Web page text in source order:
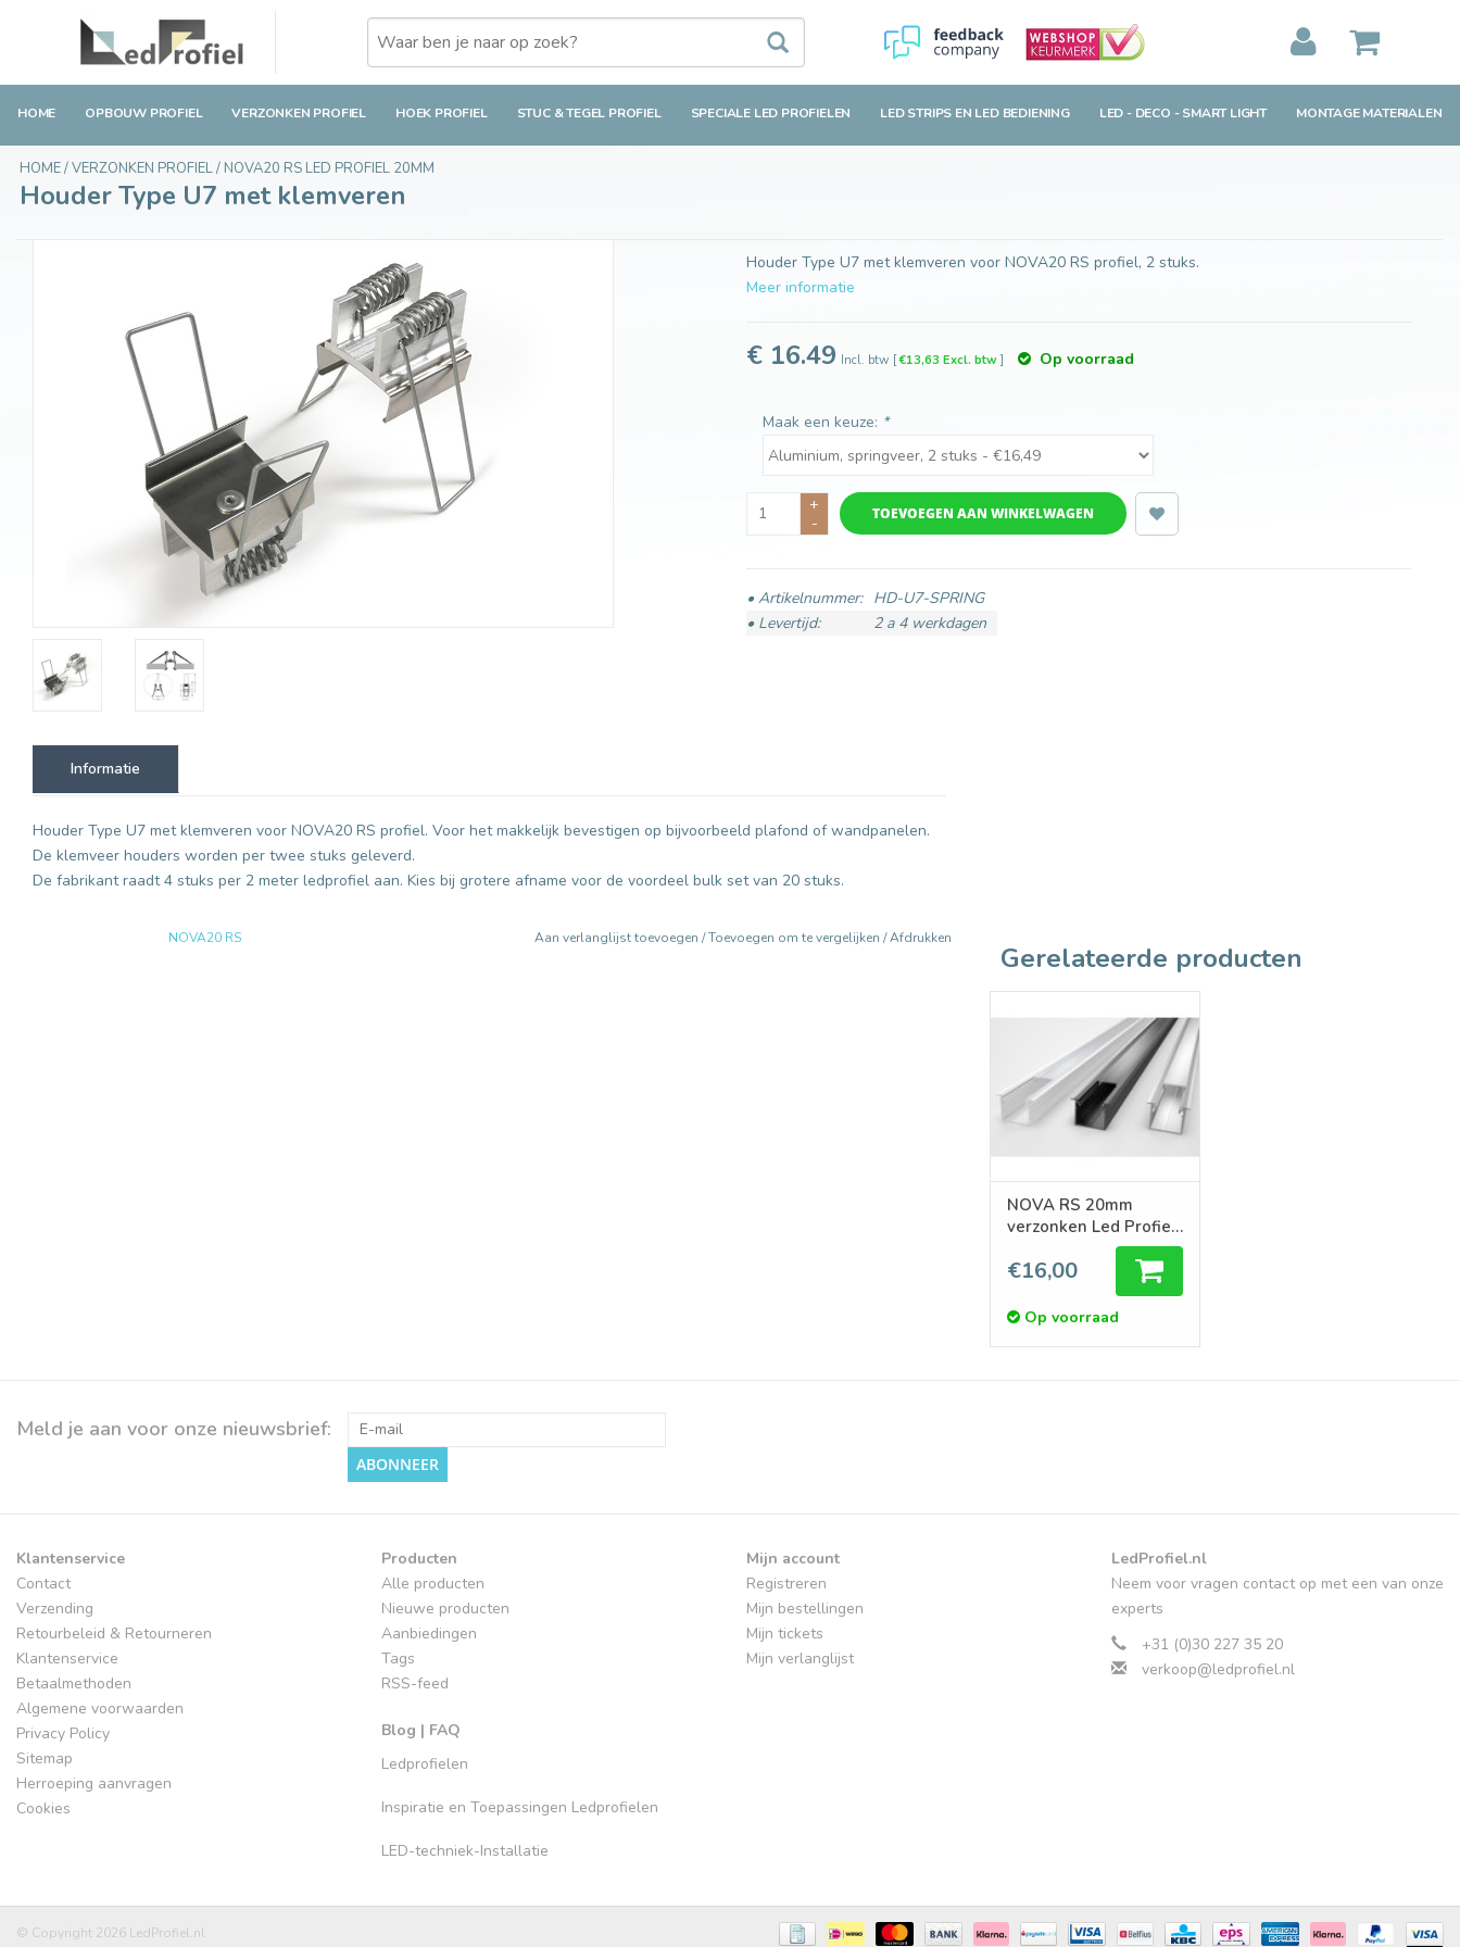
HOME OPBOUW PROFIEL VERZONKEN PROFIEL HOEK PROFIEL STUC & TEGEL PROFIEL SPECIALE LED PROFIELEN LED STRIPS EN LED BEDIENING LED - DECO - SMART LIGHT MONTAGE MATERIALEN
Houder Type U7 met klemveren
HOME/VERZONKEN PROFIEL/ NOVA20 RS LED PROFIEL 20MM
Houder Type U7 met klemveren
Houder Type U7 met klemveren voor NOVA20 RS profiel, 2 stuks.
Meer informatie
€ 16.49 Incl. btw [€13,63 Excl. btw] Op voorraad
Maak een keuze: *
+
-
TOEVOEGEN AAN WINKELWAGEN
• Artikelnummer: HD-U7-SPRING
• Levertijd:
2 a 4 werkdagen
Informatie
Houder Type U7 met klemveren voor NOVA20 RS profiel. Voor het makkelijk bevestigen op bijvoorbeeld plafond of wandpanelen.
De klemveer houders worden per twee stuks geleverd.
De fabrikant raadt 4 stuks per 2 meter ledprofiel aan. Kies bij grotere afname voor de voordeel bulk set van 20 stuks.
Gerelateerde producten
NOVA RS 20mm
verzonken Led Profiel
€16,00
Op voorraad
NOVA20 RS Aan verlanglijst toevoegen /Toevoegen om te vergelijken /Afdrukken
Meld je aan voor onze nieuwsbrief:
ABONNEER
Klantenservice
Contact
Verzending
Retourbeleid & Retourneren
Klantenservice
Betaalmethoden
Algemene voorwaarden
Privacy Policy
Sitemap
Herroeping aanvragen
Cookies
Producten
Alle producten
Nieuwe producten
Aanbiedingen
Tags
RSS-feed
Blog | FAQ
Ledprofielen
Inspiratie en Toepassingen Ledprofielen
LED-techniek-Installatie
Mijn account
Registreren
Mijn bestellingen
Mijn tickets
Mijn verlanglijst
LedProfiel.nl
Neem voor vragen contact op met een van onze
experts
+31 (0)30 227 35 20
verkoop@ledprofiel.nl
© Copyright 2026 LedProfiel.nl